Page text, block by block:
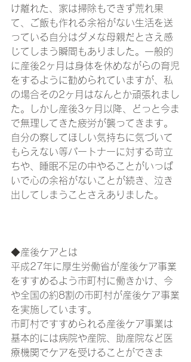
け離れた、家は掃除もできず荒れ果
て、ご飯も作れる余裕がない生活を送
っている自分はダメな母親だとさえ感
じてしまう瞬間もありました。一般的
に産後2ヶ月は身体を休めながらの育児
をするように勧められていますが、私
の場合その2ヶ月はなんとか頑張れまし
た。しかし産後3ヶ月以降、どっと今ま
で無理してきた疲労が襲ってきます。
自分の察してほしい気持ちに気づいて
もらえない等パートナーに対する苛立
ちや、睡眠不足の中やることがいっぱ
いで心の余裕がないことが続き、泣き
出してしまうことさえありました。
◆産後ケアとは
平成27年に厚生労働省が産後ケア事業
をすすめるよう市町村に働きかけ、今
や全国の約8割の市町村が産後ケア事業
を実施しています。
市町村ですすめられる産後ケア事業は
基本的には病院や産院、助産院など医
療機関でケアを受けることができま